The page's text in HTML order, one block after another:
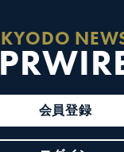
KYODO
会員登録